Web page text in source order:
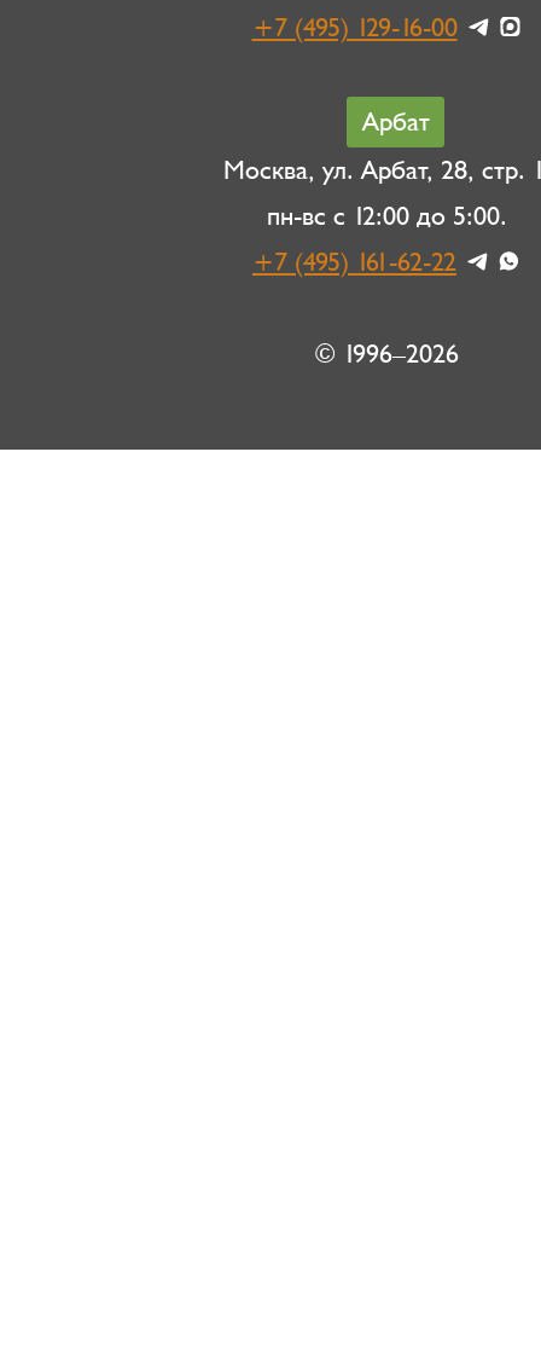
+7 (495) 129-16-00
Арбат
Москва, ул. Арбат, 28, стр.
пн-вс с 12:00 до 5:00.
+7 (495) 161-62-22
© 1996–2026